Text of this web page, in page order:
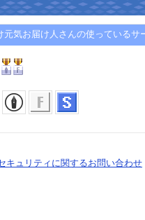
元気お届け人さんの使っているサ
キュリティに関するお問い合わせ